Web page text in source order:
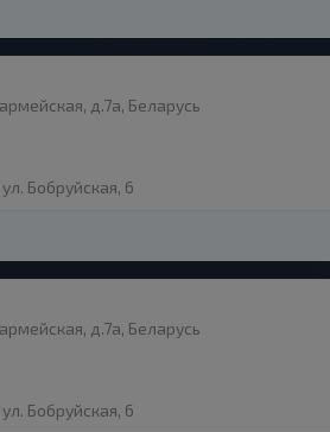
д.7а, Беларусь
Бобруйская, 6
д.7а, Беларусь
Бобруйская, 6